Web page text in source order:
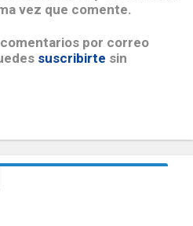
vez que comente.
por correo
suscribirte sin